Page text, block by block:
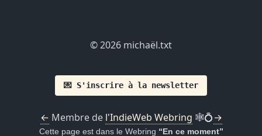
© 2026 michaël.txt
💌 S'inscrire à la newsletter
← Membre de l'IndieWeb Webring 🕸💍→